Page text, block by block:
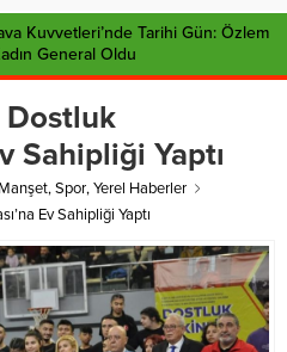
Kuvvetleri’nde Tarihi Gün: Özlem
General Oldu
Dostluk
Sahipliği Yaptı
Manşet,Spor,Yerel Haberler
Ev Sahipliği Yaptı